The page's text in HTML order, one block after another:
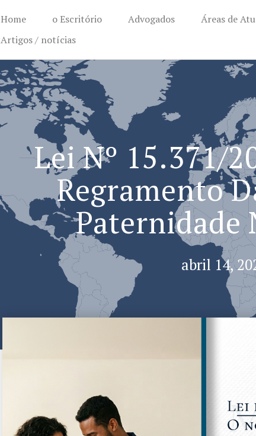
Home o Escritório Advogados
Áreas de
Artigos / notícias
Lei Nº 15.371/
Regramento
Paternidade
abril 14,